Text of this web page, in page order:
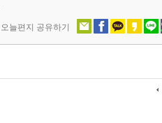
오늘편지 공유하기